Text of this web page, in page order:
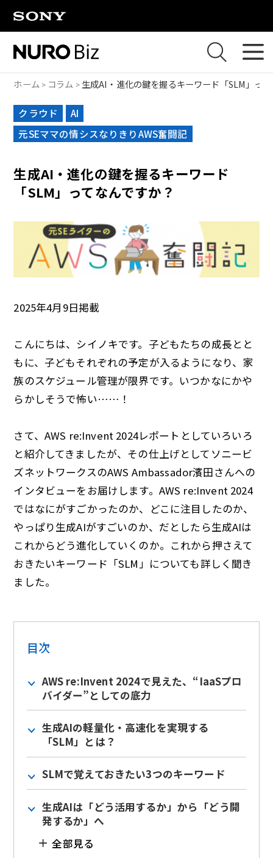
ホーム コラム 生成AI・進化の鍵を握るキーワード「SLM」っ
クラウド
AI
元SEママの情シスなりきりAWS奮闘記
生成AI・進化の鍵を握るキーワード
「SLM」ってなんですか？
2025年4月9日掲載
こんにちは、シイノキです。子どもたちの成長とと
もに、子どもそれぞれの予定が入るようになり、家
族のスケジュール管理が限界です。いつかなにかや
らかしそうで怖い……！
さて、AWS re:Invent 2024レポートとしていろいろ
と紹介してきましたが、その仕上げとしてソニービ
ズネットワークスのAWS Ambassador濱田さんへの
インタビューをお届けします。AWS re:Invent 2024
ではなにがすごかったのか、どこに注目したのか、
やっぱり生成AIがすごいのか、だとしたら生成AIは
これからどう進化していくのか。これから押さえて
おきたいキーワード「SLM」についても詳しく聞き
ました。
目次
AWS re:Invent 2024で見えた、“IaaSプロ
バイダー”としての底力
生成AIの軽量化・高速化を実現する
「SLM」とは？
SLMで覚えておきたい3つのキーワード
生成AIは「どう活用するか」から「どう開
発するか」へ
全部見る